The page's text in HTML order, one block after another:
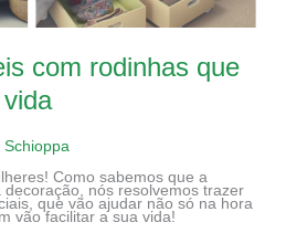
com rodinhas que
Como sabemos que a
nós resolvemos trazer
que vão ajudar não só na hora
vão facilitar a sua vida!